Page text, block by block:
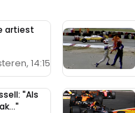
artiest
14:15
"Als